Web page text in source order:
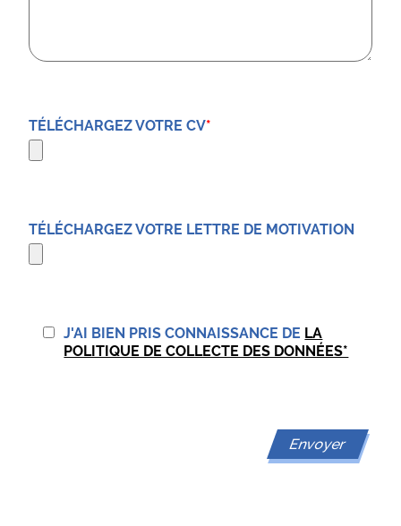
TÉLÉCHARGEZ VOTRE CV*
TÉLÉCHARGEZ VOTRE LETTRE DE MOTIVATION
J'AI BIEN PRIS CONNAISSANCE DE LA
POLITIQUE DE COLLECTE DES DONNÉES*